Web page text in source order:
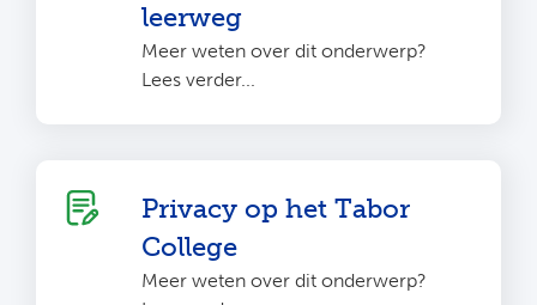
leerweg
Meer weten over dit onderwerp?
Lees verder...
Privacy op het Tabor
College
Meer weten over dit onderwerp?